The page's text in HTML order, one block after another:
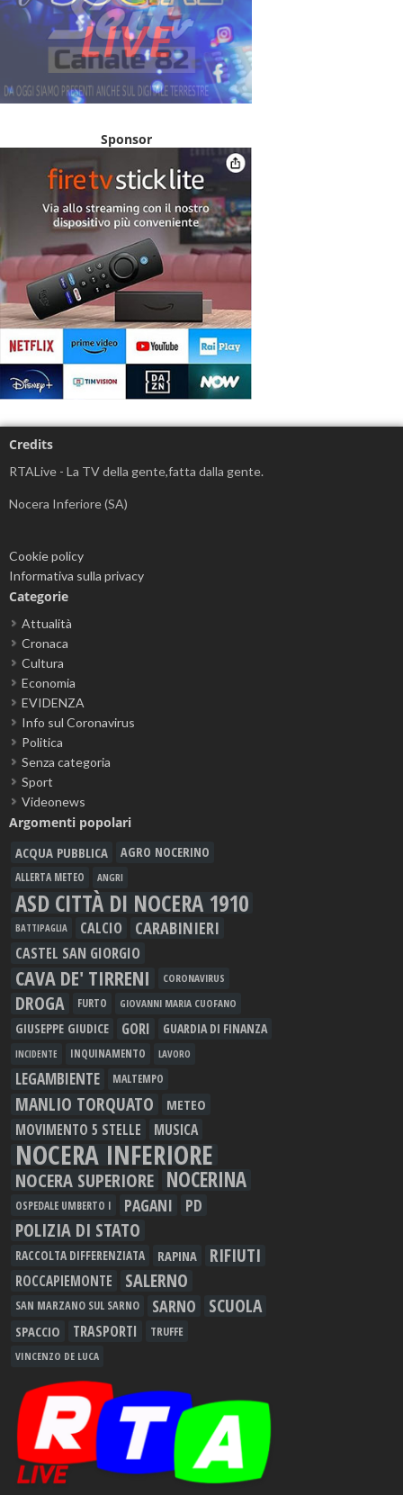
Sponsor
Credits
RTALive - La TV della gente,fatta dalla gente.
Nocera Inferiore (SA)
Cookie policy
Informativa sulla privacy
Categorie
Attualità
Cronaca
Cultura
Economia
EVIDENZA
Info sul Coronavirus
Politica
Senza categoria
Sport
Videonews
Argomenti popolari
ACQUA PUBBLICA AGRO NOCERINO
ALLERTA METEO ANGRI
ASD CITTÀ DI NOCERA 1910
BATTIPAGLIA CALCIO CARABINIERI
CASTEL SAN GIORGIO
CAVA DE' TIRRENI CORONAVIRUS
DROGA FURTO GIOVANNI MARIA CUOFANO
GIUSEPPE GIUDICE GORI GUARDIA DI FINANZA
INCIDENTE INQUINAMENTO LAVORO
LEGAMBIENTE MALTEMPO
MANLIO TORQUATO METEO
MOVIMENTO 5 STELLE MUSICA
NOCERA INFERIORE
NOCERA SUPERIORE NOCERINA
OSPEDALE UMBERTO I PAGANI PD
POLIZIA DI STATO
RACCOLTA DIFFERENZIATA RAPINA RIFIUTI
ROCCAPIEMONTE SALERNO
SAN MARZANO SUL SARNO SARNO SCUOLA
SPACCIO TRASPORTI TRUFFE
VINCENZO DE LUCA